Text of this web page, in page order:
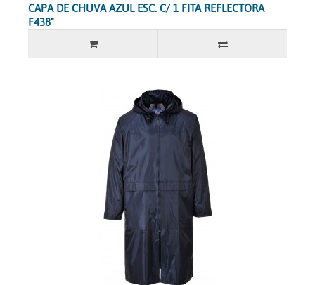
CAPA DE CHUVA AZUL ESC. C/ 1 FITA REFLECTORA
F438"